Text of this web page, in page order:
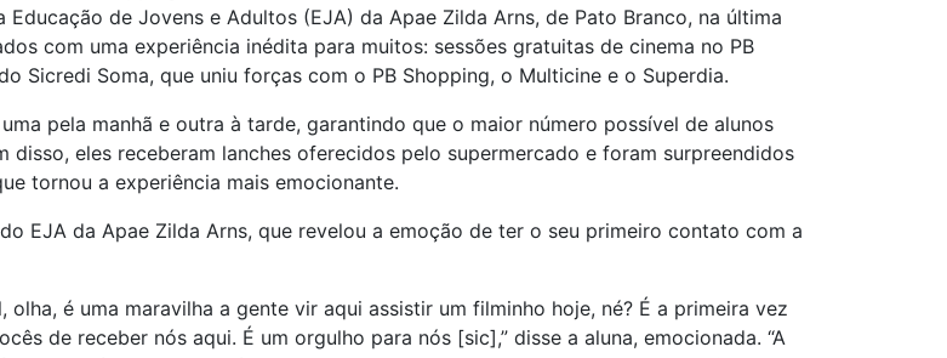
de Jovens e Adultos (EJA) da Apae Zilda Arns, de Pato Branco, na última
com uma experiência inédita para muitos: sessões gratuitas de cinema no PB
Sicredi Soma, que uniu forças com o PB Shopping, o Multicine e o Superdia.
pela manhã e outra à tarde, garantindo que o maior número possível de alunos
eles receberam lanches oferecidos pelo supermercado e foram surpreendidos
tornou a experiência mais emocionante.
EJA da Apae Zilda Arns, que revelou a emoção de ter o seu primeiro contato com a
é uma maravilha a gente vir aqui assistir um filminho hoje, né? É a primeira vez
de receber nós aqui. É um orgulho para nós [sic],” disse a aluna, emocionada. “A